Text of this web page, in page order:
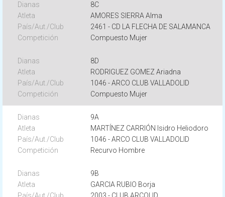
8C
AMORES SIERRA Alma
2461 - CD LA FLECHA DE SALAMANCA
Compuesto Mujer
8D
RODRIGUEZ GOMEZ Ariadna
1046 - ARCO CLUB VALLADOLID
Compuesto Mujer
9A
MARTÍNEZ CARRIÓN Isidro Heliodoro
1046 - ARCO CLUB VALLADOLID
Recurvo Hombre
9B
GARCIA RUBIO Borja